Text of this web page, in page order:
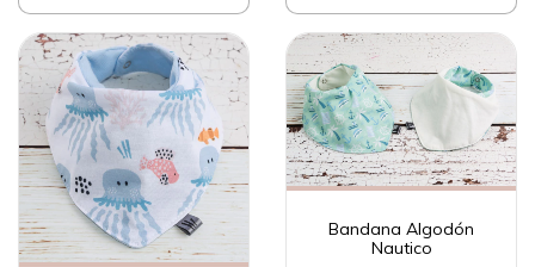
Bandana Algodón
Nautico